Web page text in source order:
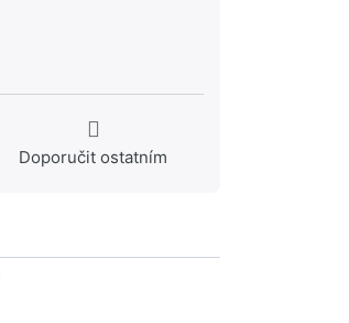
Doporučit ostatním